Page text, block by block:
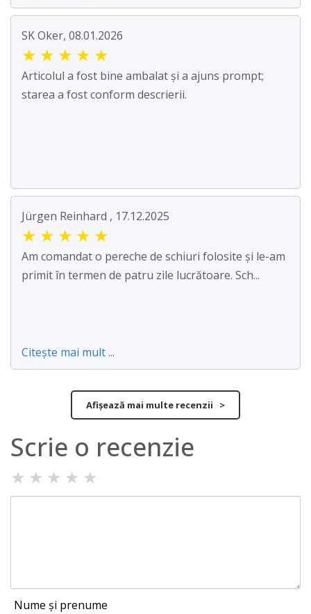
SK Oker, 08.01.2026
★ ★ ★ ★ ★
Articolul a fost bine ambalat și a ajuns prompt;
starea a fost conform descrierii.
Jürgen Reinhard , 17.12.2025
★ ★ ★ ★ ★
Am comandat o pereche de schiuri folosite și le-am
primit în termen de patru zile lucrătoare. Sch...
Citește mai mult ...
Afișează mai multe recenzii >
Scrie o recenzie
★ ★ ★ ★ ★
Nume și prenume